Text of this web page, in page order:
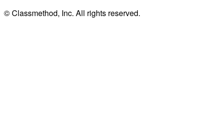
© Classmethod, Inc. All rights reserved.